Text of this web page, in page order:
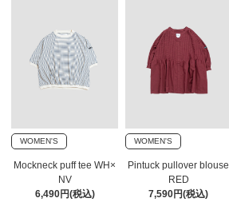
WOMEN'S
Mockneck puff tee WH×
NV
6,490円(税込)
WOMEN'S
Pintuck pullover blouse
RED
7,590円(税込)